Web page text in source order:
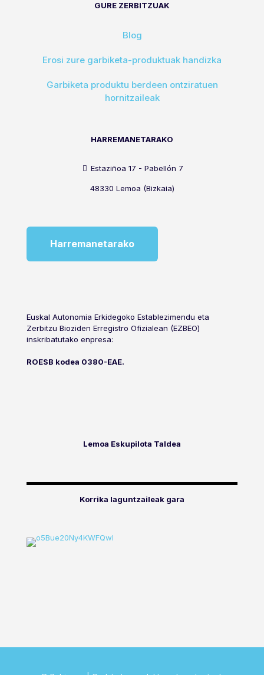
GURE ZERBITZUAK
Blog
Erosi zure garbiketa-produktuak handizka
Garbiketa produktu berdeen ontziratuen
hornitzaileak
HARREMANETARAKO
Estaziñoa 17 - Pabellón 7
48330 Lemoa (Bizkaia)
Harremanetarako
Euskal Autonomia Erkidegoko Establezimendu eta
Zerbitzu Bioziden Erregistro Ofizialean (EZBEO)
inskribatutako enpresa:
ROESB kodea 0380-EAE.
Lemoa Eskupilota Taldea
Korrika laguntzaileak gara